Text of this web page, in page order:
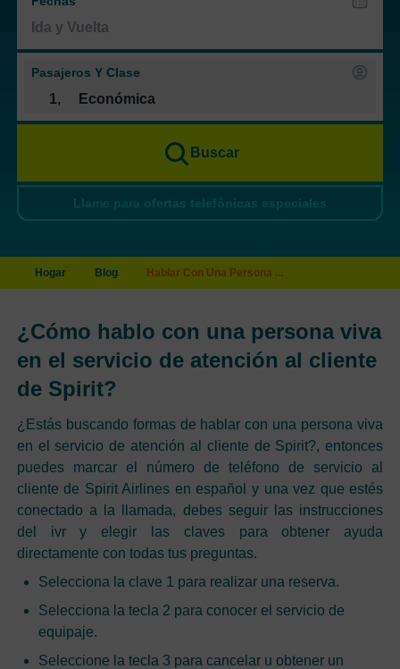
Pasajeros Y Clase
1, Económica
Buscar
Llame para ofertas telefónicas especiales
Hogar Blog Hablar Con Una Persona ...
¿Cómo hablo con una persona viva
en el servicio de atención al cliente
de Spirit?
¿Estás buscando formas de hablar con una persona viva
en el servicio de atención al cliente de Spirit?, entonces
puedes marcar el número de teléfono de servicio al
cliente de Spirit Airlines en español y una vez que estés
conectado a la llamada, debes seguir las instrucciones
del ivr y elegir las claves para obtener ayuda
directamente con todas tus preguntas.
Selecciona la clave 1 para realizar una reserva.
Selecciona la tecla 2 para conocer el servicio de
equipaje.
Seleccione la tecla 3 para cancelar u obtener un